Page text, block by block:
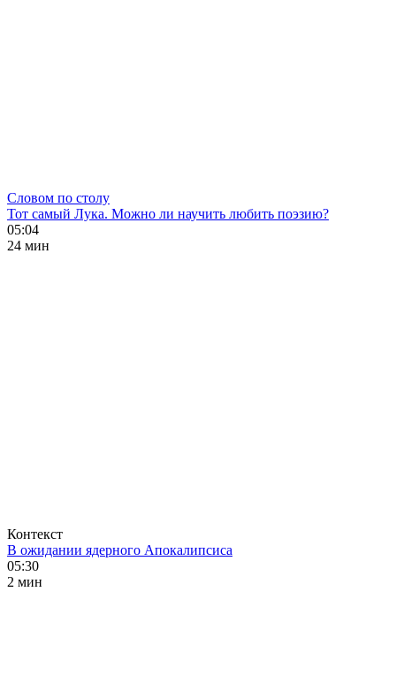
Словом по столу
Тот самый Лука. Можно ли научить любить поэзию?
05:04
24 мин
Контекст
В ожидании ядерного Апокалипсиса
05:30
2 мин